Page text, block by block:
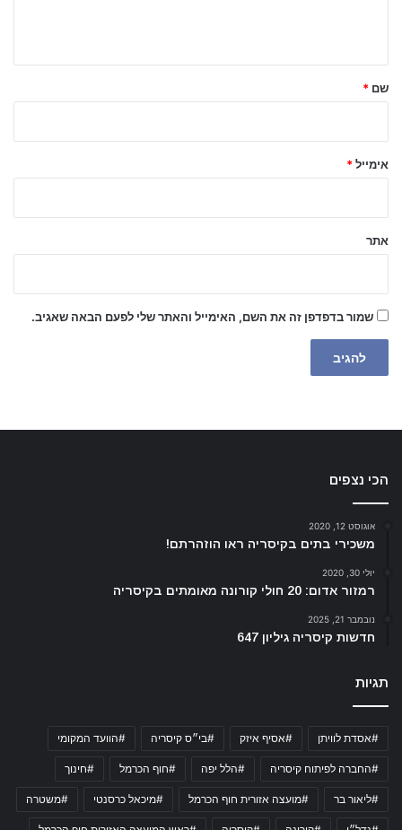
ל
שם *
אימייל *
אתר
שמור בדפדפן זה את השם, האימייל והאתר שלי לפעם הבאה שאגיב.
הכי נצפים
אוגוסט 12, 2020
משכירי בתים בקיסריה ראו הוזהרתם!
יולי 30, 2020
רמזור אדום: 20 חולי קורונה מאומתים בקיסריה
נובמבר 21, 2025
חדשות קיסריה גיליון 647
תגיות
#אסדת לוויתן #אסיף איזק #בי״ס קיסריה #הוועד המקומי
#החברה לפיתוח קיסריה #הלל יפה #חוף הכרמל #חינוך
#ליאור בר #מועצה אזורית חוף הכרמל #מיכאל כרסנטי #משטרה